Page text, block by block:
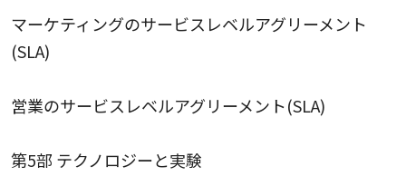
マーケティングのサービスレベルアグリーメント
(SLA)
営業のサービスレベルアグリーメント(SLA)
第5部 テクノロジーと実験